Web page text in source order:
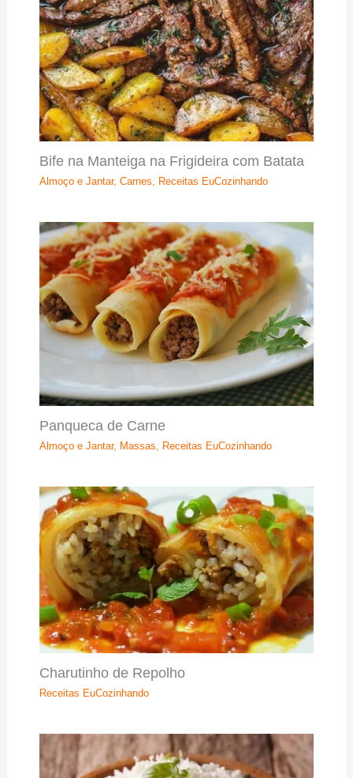
Bife na Manteiga na Frigideira com Batata
Almoço e Jantar, Carnes Receitas EuCozinhando
Panqueca de Carne
Almoço e Jantar, Massas Receitas EuCozinhando
Charutinho de Repolho
Receitas EuCozinhando